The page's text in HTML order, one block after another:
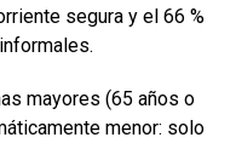
segura y el 66 %
mayores (65 años o
menor: solo